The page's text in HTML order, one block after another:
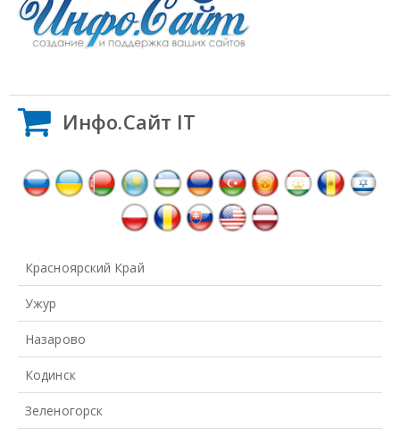
Инфо.Сайт IT
Красноярский Край
Ужур
Назарово
Кодинск
Зеленогорск